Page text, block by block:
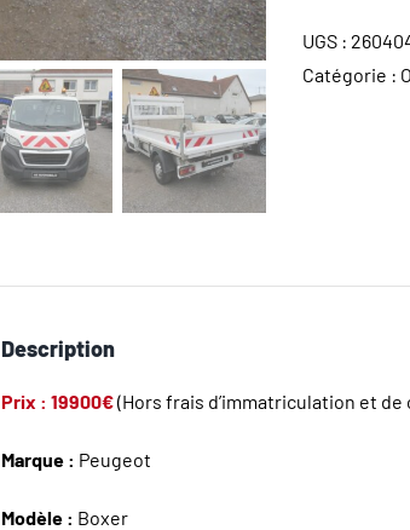
UGS :
Catégorie :
Description
Prix : 19900€(Hors frais d’immatriculation et de
Marque : Peugeot
Modèle : Boxer